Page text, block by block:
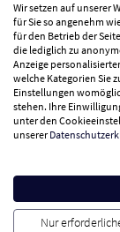
Vertrag
Zahlungsarten
Wir versenden
Besuchen Sie uns
Wir setzen auf unserer
für Sie so angenehm
für den Betrieb der
die lediglich zu
Anzeige
welche Kategorien Sie
Einstellungen
stehen. Ihre
unter den
unserer
Nur